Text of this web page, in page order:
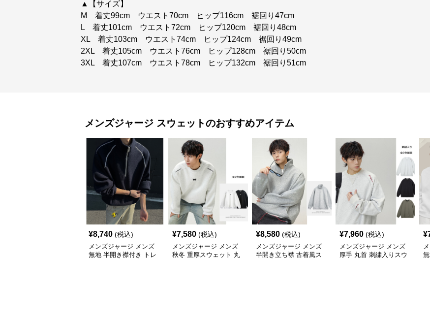
▲【サイズ】
M 着丈99cm ウエスト70cm ヒップ116cm 裾回り47cm
L 着丈101cm ウエスト72cm ヒップ120cm 裾回り48cm
XL 着丈103cm ウエスト74cm ヒップ124cm 裾回り49cm
2XL 着丈105cm ウエスト76cm ヒップ128cm 裾回り50cm
3XL 着丈107cm ウエスト78cm ヒップ132cm 裾回り51cm
メンズジャージ スウェットのおすすめアイテム
¥8,740 (税込)
メンズジャージ メンズ
無地 半開き襟付き トレ
¥7,580 (税込)
メンズジャージ メンズ
秋冬 重厚スウェット 丸
¥8,580 (税込)
メンズジャージ メンズ
半開き立ち襟 古着風ス
¥7,960 (税込)
メンズジャージ メンズ
厚手 丸首 刺繍入りスウ
¥